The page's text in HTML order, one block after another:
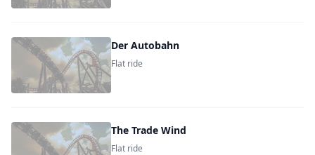
Der Autobahn
Flat ride
The Trade Wind
Flat ride